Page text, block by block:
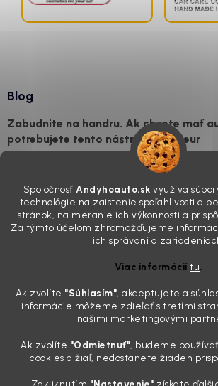
Spoločnosť Andyhoauto.sk využíva
technológie na zaistenie spoľahlivosti a
stránok, na meranie ich výkonnosti a
Za týmto účelom zhromažďujeme
ich správaní a
Viac informáciítu.
Ak zvolíte "Súhlasím", akceptujete a
informácie môžeme zdieľať s tretími
našimi marketingovými
Ak zvolíte "Odmietnuť", budeme
cookies a žiaľ, nedostanete žiaden
Blog
Zabudnite na handru. Ak chcete mať
potrebujete tento nástroj za pár eur
„upratanom“ aute, no pri pohľade na palubnú
mriežkach ventilácie, okolo tlačidiel a v švíkoch
drzo pozerá prach. Handra ani vysávač tam
Detailing nemusí stáť výplatu: 5
Sobotné ráno, káva v ruke a pred vami
niekoho nuda, pre nás najlepší relax. Lenže keď
všetky tie fľaštičky, šampóny a utierky,
pokaziť náladu. Dobrá správa je, že aj profi
Zabudnite na šmuhy: 7 overených